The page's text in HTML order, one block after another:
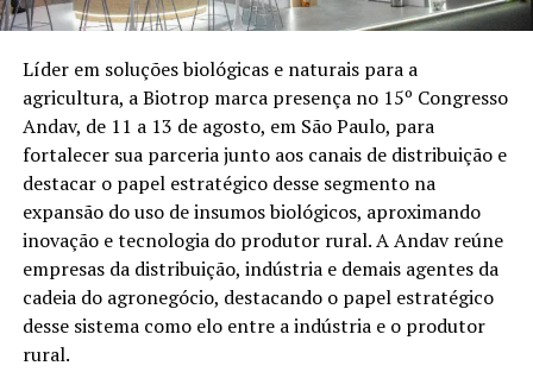
de moeda estrangeira na economia brasileira.
“O desempenho do agronegócio mato-grossense foi
determinante para esse cenário, impulsionado
principalmente pelas exportações de soja, milho e carne
bovina”, destacou.
EMPREGOS– O boletim do Imea, publicado no dia 11
passao, também aponta a participação do agronegócio
na geração de empregos em Mato Grosso.
Dados do boletim de Conjuntura Econômica mostram
que o setor mantém ritmo de crescimento no número
Líder em soluções biológicas e naturais para a
agricultura, a Biotrop marca presença no 15º Congresso
Andav, de 11 a 13 de agosto, em São Paulo, para
fortalecer sua parceria junto aos canais de distribuição e
destacar o papel estratégico desse segmento na
expansão do uso de insumos biológicos, aproximando
inovação e tecnologia do produtor rural. A Andav reúne
empresas da distribuição, indústria e demais agentes da
cadeia do agronegócio, destacando o papel estratégico
desse sistema como elo entre a indústria e o produtor
rural.